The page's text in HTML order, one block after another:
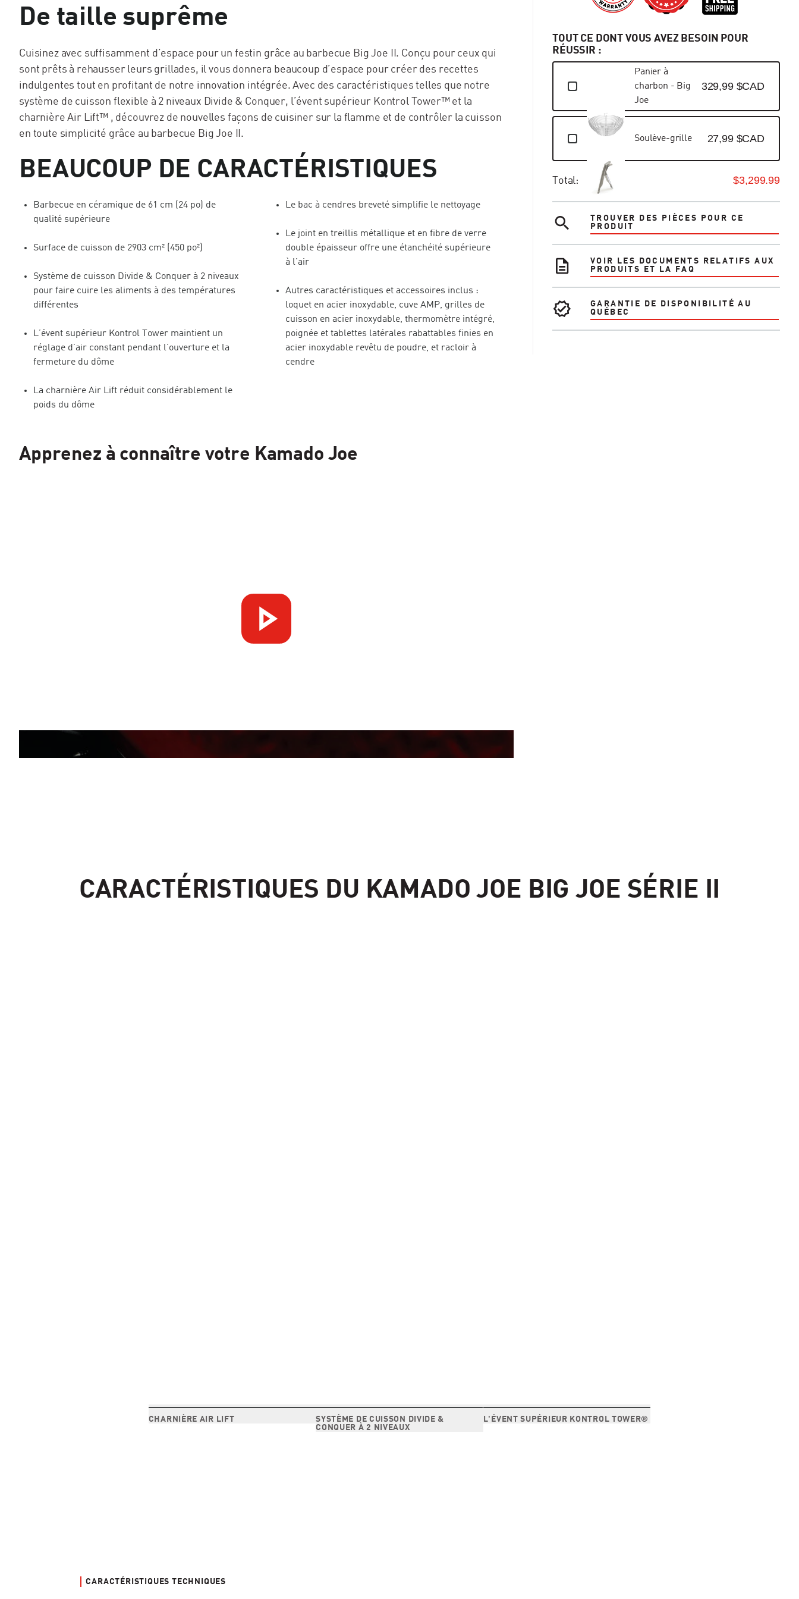
TOUT CE DONT VOUS AVEZ BESOIN POUR
RÉUSSIR :
Panier à
charbon - Big
Joe
329,99 $CAD
Soulève-grille 27,99 $CAD
Total: $3,299.99
TROUVER DES PIÈCES POUR CE
PRODUIT
VOIR LES DOCUMENTS RELATIFS AUX
PRODUITS ET LA FAQ
GARANTIE DE DISPONIBILITÉ AU
QUÉBEC
De taille suprême
Cuisinez avec suffisamment d’espace pour un festin grâce au barbecue Big Joe II. Conçu pour ceux qui
sont prêts à rehausser leurs grillades, il vous donnera beaucoup d’espace pour créer des recettes
indulgentes tout en profitant de notre innovation intégrée. Avec des caractéristiques telles que notre
système de cuisson flexible à 2 niveaux Divide & Conquer, l’évent supérieur Kontrol Tower™ et la
charnière Air Lift™ , découvrez de nouvelles façons de cuisiner sur la flamme et de contrôler la cuisson
en toute simplicité grâce au barbecue Big Joe II.
BEAUCOUP DE CARACTÉRISTIQUES
Barbecue en céramique de 61 cm (24 po) de
qualité supérieure
Surface de cuisson de 2903 cm² (450 po²)
Système de cuisson Divide & Conquer à 2 niveaux
pour faire cuire les aliments à des températures
différentes
L’évent supérieur Kontrol Tower maintient un
réglage d’air constant pendant l’ouverture et la
fermeture du dôme
La charnière Air Lift réduit considérablement le
poids du dôme
Le bac à cendres breveté simplifie le nettoyage
Le joint en treillis métallique et en fibre de verre
double épaisseur offre une étanchéité supérieure
à l’air
Autres caractéristiques et accessoires inclus :
loquet en acier inoxydable, cuve AMP, grilles de
cuisson en acier inoxydable, thermomètre intégré,
poignée et tablettes latérales rabattables finies en
acier inoxydable revêtu de poudre, et racloir à
cendre
Apprenez à connaître votre Kamado Joe
CARACTÉRISTIQUES DU KAMADO JOE BIG JOE SÉRIE II
CHARNIÈRE AIR LIFT
SYSTÈME DE CUISSON DIVIDE &
CONQUER À 2 NIVEAUX
L'ÉVENT SUPÉRIEUR KONTROL TOWER®
CARACTÉRISTIQUES TECHNIQUES